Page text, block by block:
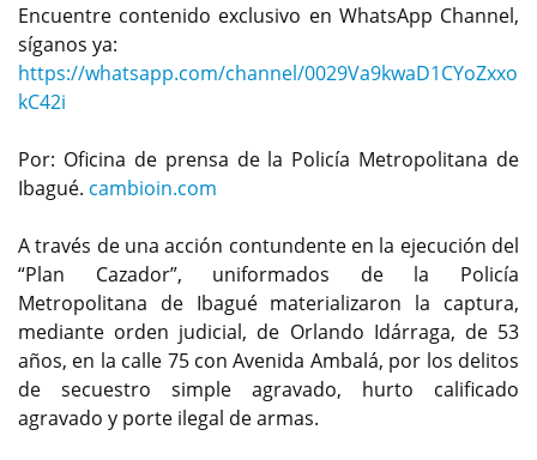
Encuentre contenido exclusivo en WhatsApp Channel,
síganos ya:
https://whatsapp.com/channel/0029Va9kwaD1CYoZxxo
kC42i
Por: Oficina de prensa de la Policía Metropolitana de
Ibagué. cambioin.com
A través de una acción contundente en la ejecución del
“Plan Cazador”, uniformados de la Policía
Metropolitana de Ibagué materializaron la captura,
mediante orden judicial, de Orlando Idárraga, de 53
años, en la calle 75 con Avenida Ambalá, por los delitos
de secuestro simple agravado, hurto calificado
agravado y porte ilegal de armas.